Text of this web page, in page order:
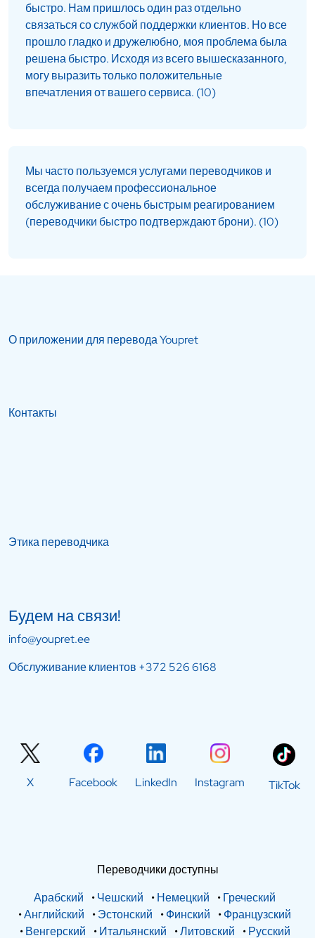
быстро. Нам пришлось один раз отдельно
связаться со службой поддержки клиентов. Но все
прошло гладко и дружелюбно, моя проблема была
решена быстро. Исходя из всего вышесказанного,
могу выразить только положительные
впечатления от вашего сервиса. (10)
Мы часто пользуемся услугами переводчиков и
всегда получаем профессиональное
обслуживание с очень быстрым реагированием
(переводчики быстро подтверждают брони). (10)
О приложении для перевода Youpret
Контакты
Этика переводчика
Будем на связи!
info@youpret.ee
Обслуживание клиентов +372 526 6168
X Facebook LinkedIn Instagram TikTok
Переводчики доступны
Арабский
•Чешский •Немецкий •Греческий
•Английский •Эстонский •Финский •Французский
•Венгерский •Итальянский •Литовский •Русский